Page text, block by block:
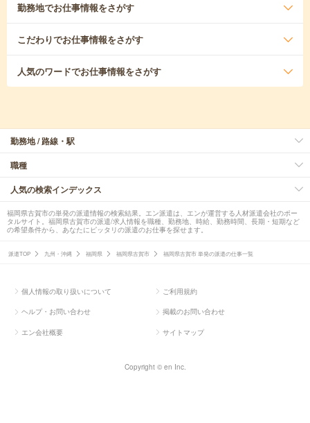
勤務地でお仕事情報をさがす
こだわりでお仕事情報をさがす
人気のワードでお仕事情報をさがす
勤務地 / 路線・駅
職種
人気の検索インデックス
福岡県古賀市の単発の派遣情報の検索結果。エン派遣は、エンが運営する人材派遣会社のポー
タルサイト。福岡県古賀市の派遣/求人情報を職種、勤務地、時給、勤務時間、長期・短期など
の希望条件から、あなたにピッタリの派遣のお仕事を探せます。
派遣TOP 九州・沖縄 福岡県 福岡県古賀市 福岡県古賀市 単発の派遣の仕事一覧
個人情報の取り扱いについて ご利用規約
ヘルプ・お問い合わせ 掲載のお問い合わせ
エン会社概要 サイトマップ
Copyright © en Inc.